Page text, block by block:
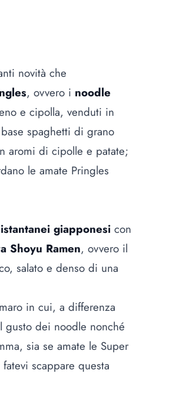
novità che
, ovvero i noodle
e cipolla, venduti in
spaghetti di grano
aromi di cipolle e patate;
le amate Pringles
giapponesi con
Shoyu Ramen, ovvero il
salato e denso di una
in cui, a differenza
gusto dei noodle nonché
sia se amate le Super
scappare questa